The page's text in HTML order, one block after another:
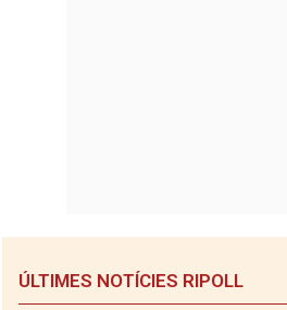
ÚLTIMES NOTÍCIES RIPOLL